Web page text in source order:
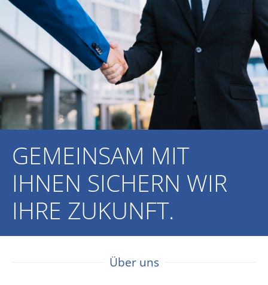
GEMEINSAM MIT
IHNEN SICHERN WIR
IHRE ZUKUNFT.
Über uns